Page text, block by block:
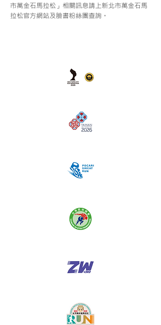
市萬金石馬拉松」相關訊息請上新北市萬金石馬
拉松官方網站及臉書粉絲團查詢。